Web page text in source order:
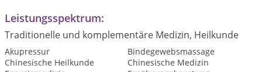
Leistungsspektrum:
Traditionelle und komplementäre Medizin, Heilkunde
Akupressur
Bindegewebsmassage
Chinesische Heilkunde
Chinesische Medizin